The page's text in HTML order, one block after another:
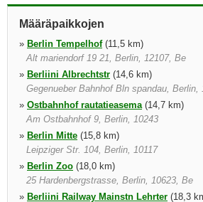
Määräpaikkojen
» Berlin Tempelhof(11,5 km)
Alt mariendorf 19 21, Berlin, 12107, Be
» Berliini Albrechtstr (14,6 km)
Gegenueber Bahnhof Bln spandau, Berlin,
» Ostbahnhof rautatieasema(14,7 km)
Am Ostbahnhof 9, Berlin, 10243
» Berlin Mitte (15,8 km)
Leipziger Str. 104, Berlin, 10117
» Berlin Zoo (18,0 km)
25 Hardenbergstrasse, Berlin, 10623, Be
» Berliini Railway Mainstn Lehrter (18,3